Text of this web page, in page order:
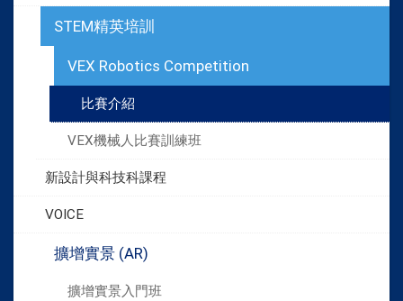
STEM精英培訓
VEX Robotics Competition
比賽介紹
VEX機械人比賽訓練班
新設計與科技科課程
VOICE
擴增實景 (AR)
擴增實景入門班